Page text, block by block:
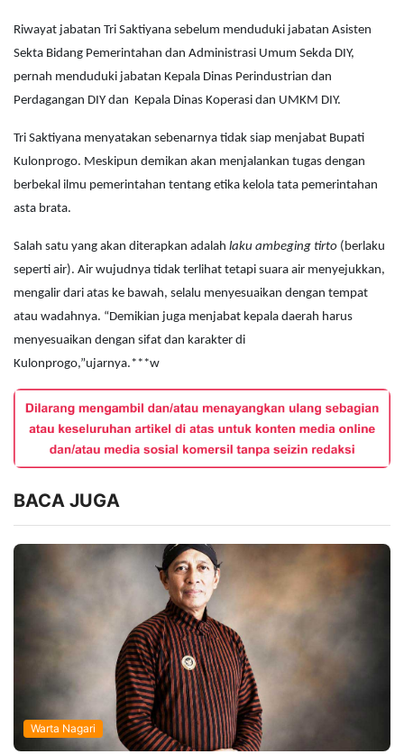
Riwayat jabatan Tri Saktiyana sebelum menduduki jabatan Asisten
Sekta Bidang Pemerintahan dan Administrasi Umum Sekda DIY,
pernah menduduki jabatan Kepala Dinas Perindustrian dan
Perdagangan DIY dan Kepala Dinas Koperasi dan UMKM DIY.
Tri Saktiyana menyatakan sebenarnya tidak siap menjabat Bupati
Kulonprogo. Meskipun demikan akan menjalankan tugas dengan
berbekal ilmu pemerintahan tentang etika kelola tata pemerintahan
asta brata.
Salah satu yang akan diterapkan adalah laku ambeging tirto (berlaku
seperti air). Air wujudnya tidak terlihat tetapi suara air menyejukkan,
mengalir dari atas ke bawah, selalu menyesuaikan dengan tempat
atau wadahnya. “Demikian juga menjabat kepala daerah harus
menyesuaikan dengan sifat dan karakter di
Kulonprogo,”ujarnya.***w
BACA JUGA
Warta Nagari